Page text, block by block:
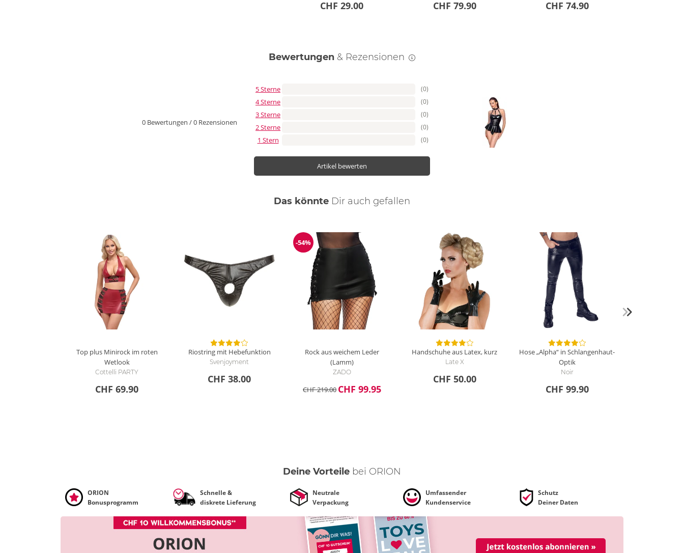
CHF 29.00 CHF 79.90 CHF 74.90
Bewertungen & Rezensionen
0 Bewertungen /0 Rezensionen
5 Sterne (0)
4 Sterne (0)
3 Sterne (0)
2 Sterne (0)
1 Stern (0)
Artikel bewerten
Das könnte Dir auch gefallen
Top plus Minirock im roten
Wetlook
Cottelli PARTY
CHF 69.90
Riostring mit Hebefunktion
Svenjoyment
CHF 38.00
Reduzierung
-54%
Rock aus weichem Leder
(Lamm)
ZADO
CHF 219.00 CHF 99.95
Handschuhe aus Latex, kurz
Late X
CHF 50.00
Hose „Alpha“ in Schlangenhaut-
Optik
Noir
CHF 99.90
Deine Vorteile bei ORION
ORION
Bonusprogramm
Schnelle &
diskrete Lieferung
Neutrale
Verpackung
Umfassender
Kundenservice
Schutz
Deiner Daten